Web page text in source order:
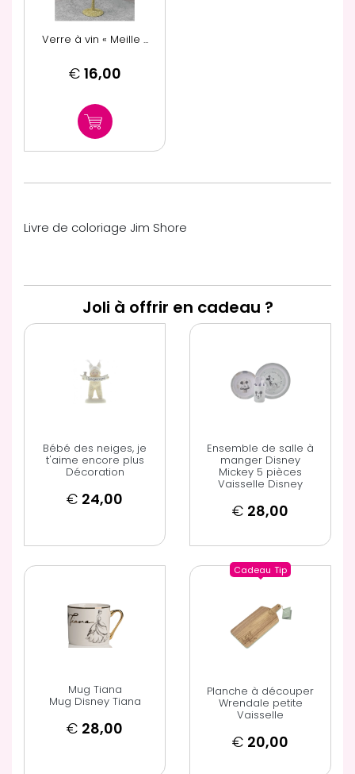
Verre à vin « Meille ...
€ 16,00
Livre de coloriage Jim Shore
Joli à offrir en cadeau ?
Bébé des neiges, je
t'aime encore plus
Décoration
€ 24,00
Ensemble de salle à
manger Disney
Mickey 5 pièces
Vaisselle Disney
€ 28,00
Mug Tiana
Mug Disney Tiana
€ 28,00
Cadeau Tip
Planche à découper
Wrendale petite
Vaisselle
€ 20,00